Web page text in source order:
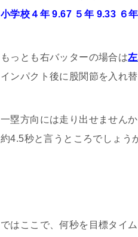
小学校４年 9.67 ５年 9.33 ６
もっとも右バッターの場合は
インパクト後に股関節を入れ替
一塁方向には走り出せません
約4.5秒と言うところでしょう
ではここで、何秒を目標タイ